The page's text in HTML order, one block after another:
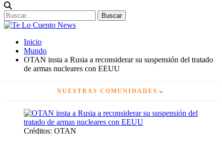
Inicio
Mundo
OTAN insta a Rusia a reconsiderar su suspensión del tratado
de armas nucleares con EEUU
NUESTRAS COMUNIDADES ⌄
Créditos: OTAN